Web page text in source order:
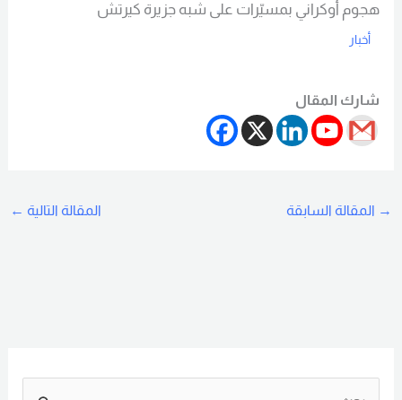
هجوم أوكراني بمسيّرات على شبه جزيرة كيرتش
أخبار
شارك المقال
→المقالة السابقة المقالة التالية ←